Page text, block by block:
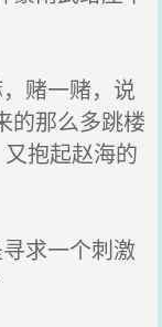
赌一赌，说
的那么多跳楼
抱起赵海的
求一个刺激